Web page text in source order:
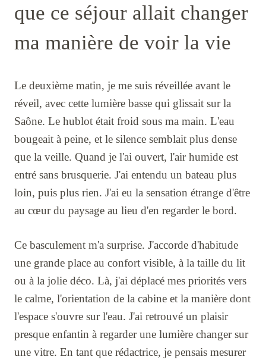
que ce séjour allait changer
ma manière de voir la vie
Le deuxième matin, je me suis réveillée avant le
réveil, avec cette lumière basse qui glissait sur la
Saône. Le hublot était froid sous ma main. L'eau
bougeait à peine, et le silence semblait plus dense
que la veille. Quand je l'ai ouvert, l'air humide est
entré sans brusquerie. J'ai entendu un bateau plus
loin, puis plus rien. J'ai eu la sensation étrange d'être
au cœur du paysage au lieu d'en regarder le bord.
Ce basculement m'a surprise. J'accorde d'habitude
une grande place au confort visible, à la taille du lit
ou à la jolie déco. Là, j'ai déplacé mes priorités vers
le calme, l'orientation de la cabine et la manière dont
l'espace s'ouvre sur l'eau. J'ai retrouvé un plaisir
presque enfantin à regarder une lumière changer sur
une vitre. En tant que rédactrice, je pensais mesurer